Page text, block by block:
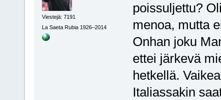
Viestejä: 7191
La Saeta Rubia 1926–2014
poissuljettu?
menoa, mutta
Onhan joku
ettei järkevä
hetkellä.
Italiassakin